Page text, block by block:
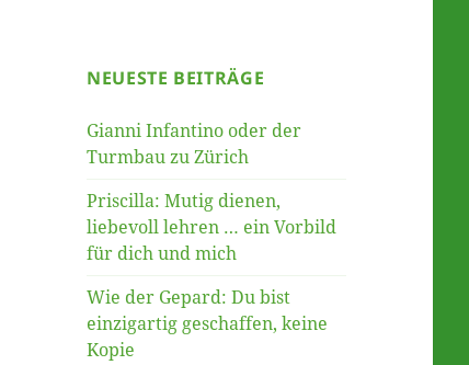
NEUESTE BEITRÄGE
Gianni Infantino oder der
Turmbau zu Zürich
Priscilla: Mutig dienen,
liebevoll lehren … ein Vorbild
für dich und mich
Wie der Gepard: Du bist
einzigartig geschaffen, keine
Kopie